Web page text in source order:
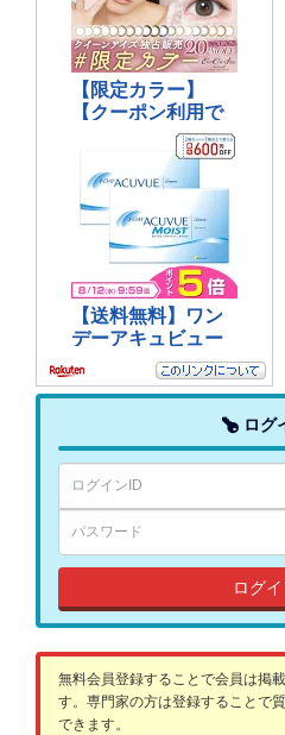
ログ
ログ
無料会員登録することで会員は掲
す。専門家の方は登録することで
できます。